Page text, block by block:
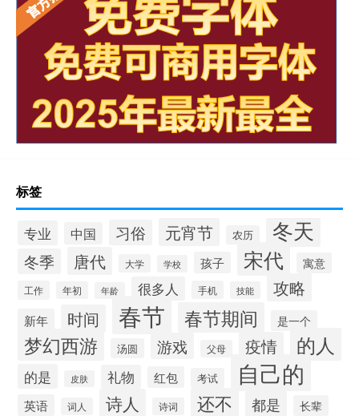
标签
专业 中国 习俗 元宵节 农历 冬天
冬季 唐代 大学 学校 孩子 宋代 寓意
工作 年初 年龄 很多人 手机 技能 攻略
新年 时间 春节 春节期间 是一个
梦幻西游 汤圆 游戏 父母 疫情 的人
的是 皮肤 礼物 红包 考试 自己的
英语 词人 诗人 诗词 还不 都是 长辈